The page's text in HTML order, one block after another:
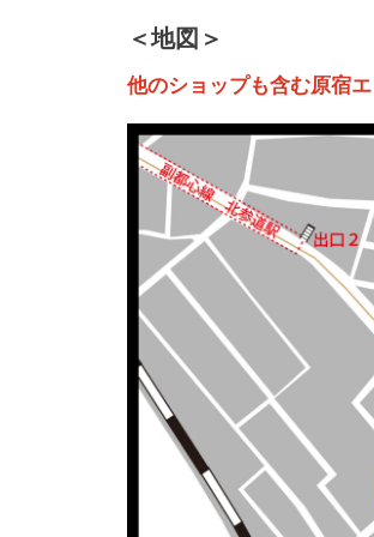
＜地図＞
他のショップも含む原宿